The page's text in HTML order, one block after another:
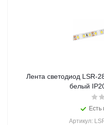
Лента светодиод LSR-
белый
Есть
Артикул: